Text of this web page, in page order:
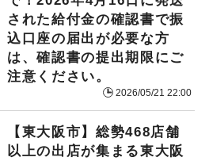
された給付金の確認書で振
込口座の届出が必要な方
は、確認書の提出期限にご
注意ください。
2026/05/21 22:00
【東大阪市】総勢468店舗
以上の出店が集まる東大阪